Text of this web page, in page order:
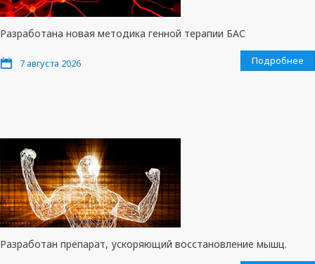
Разработана новая методика генной терапии БАС
7 августа 2026 Подробнее
Разработан препарат, ускоряющий восстановление мышц.